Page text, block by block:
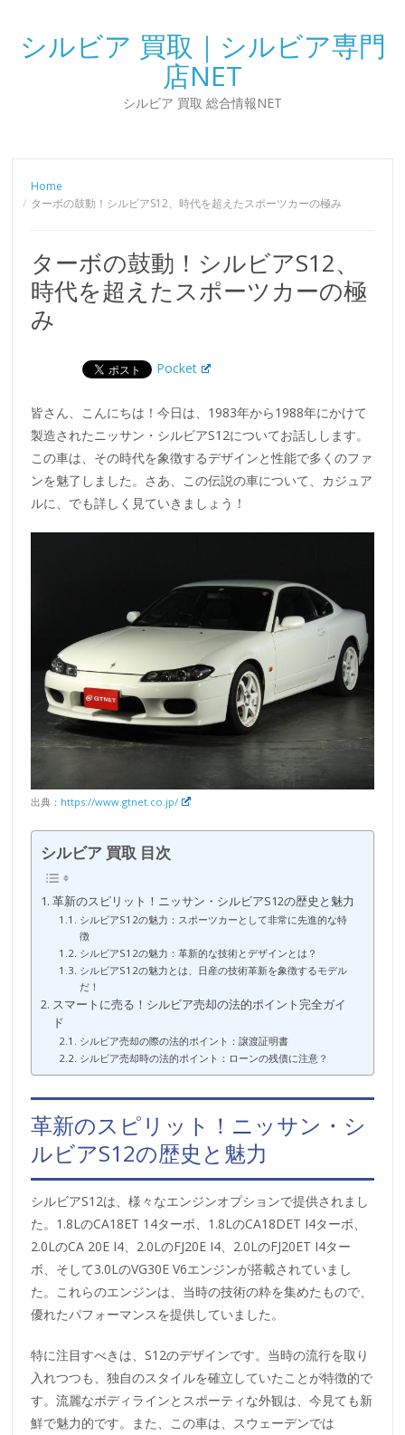
シルビア 買取｜シルビア専門
店NET
シルビア 買取 総合情報NET
Home
ターボの鼓動！シルビアS12、時代を超えたスポーツカーの極み
ターボの鼓動！シルビアS12、
時代を超えたスポーツカーの極
み
Pocket
皆さん、こんにちは！今日は、1983年から1988年にかけて
製造されたニッサン・シルビアS12についてお話しします。
この車は、その時代を象徴するデザインと性能で多くのファ
ンを魅了しました。さあ、この伝説の車について、カジュア
ルに、でも詳しく見ていきましょう！
出典： https://www.gtnet.co.jp/
シルビア 買取 目次
革新のスピリット！ニッサン・シルビアS12の歴史と魅力
シルビアS12の魅力：スポーツカーとして非常に先進的な特
徴
シルビアS12の魅力：革新的な技術とデザインとは？
シルビアS12の魅力とは、日産の技術革新を象徴するモデル
だ！
スマートに売る！シルビア売却の法的ポイント完全ガイ
ド
シルビア売却の際の法的ポイント：譲渡証明書
シルビア売却時の法的ポイント：ローンの残債に注意？
革新のスピリット！ニッサン・シ
ルビアS12の歴史と魅力
シルビアS12は、様々なエンジンオプションで提供されまし
た。1.8LのCA18ET 14ターボ、1.8LのCA18DET I4ターボ、
2.0LのCA 20E I4、2.0LのFJ20E I4、2.0LのFJ20ET I4ター
ボ、そして3.0LのVG30E V6エンジンが搭載されていまし
た。これらのエンジンは、当時の技術の粋を集めたもので、
優れたパフォーマンスを提供していました。
特に注目すべきは、S12のデザインです。当時の流行を取り
入れつつも、独自のスタイルを確立していたことが特徴的で
す。流麗なボディラインとスポーティな外観は、今見ても新
鮮で魅力的です。また、この車は、スウェーデンでは